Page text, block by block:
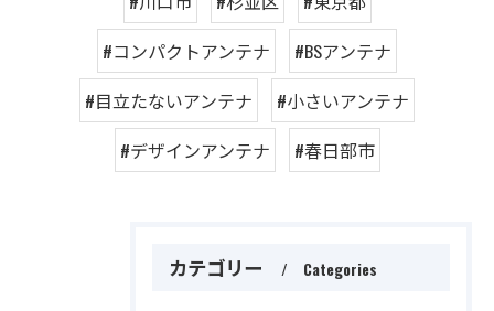
#コンパクトアンテナ
#BSアンテナ
#目立たないアンテナ
#小さいアンテナ
#デザインアンテナ
#春日部市
カテゴリー Categories